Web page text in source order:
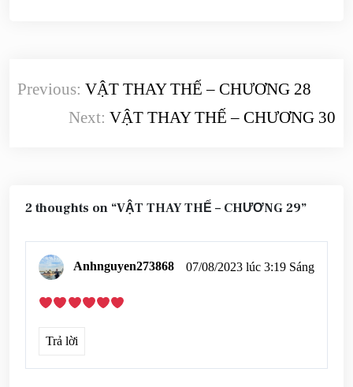
hướng
Previous: VẬT THAY THẾ – CHƯƠNG 28
Next: VẬT THAY THẾ – CHƯƠNG 30
2 thoughts on “VẬT THAY THẾ – CHƯƠNG 29”
Anhnguyen273868 07/08/2023 lúc 3:19 Sáng
Trả lời